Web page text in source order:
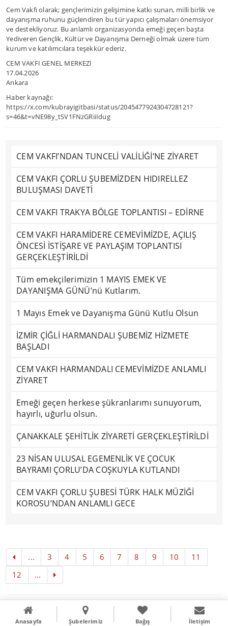
Cem Vakfı olarak; gençlerimizin gelişimine katkı sunan, milli birlik ve
dayanışma ruhunu güçlendiren bu tür yapıcı çalışmaları önemsiyor
ve destekliyoruz. Bu anlamlı organizasyonda emeği geçen başta
Yediveren Gençlik, Kültür ve Dayanışma Derneği olmak üzere tüm
kurum ve katılımcılara teşekkür ederiz.
CEM VAKFI GENEL MERKEZİ
17.04.2026
Ankara
Haber kaynağı:
https://x.com/kubrayigitbasi/status/2045477924304728121?
s=46&t=vNE98y_tSV1FNzGRiiIdug
CEM VAKFI’NDAN TUNCELİ VALİLİĞİ’NE ZİYARET
CEM VAKFI ÇORLU ŞUBEMİZDEN HIDIRELLEZ
BULUŞMASI DAVETİ
CEM VAKFI TRAKYA BÖLGE TOPLANTISI – EDİRNE
CEM VAKFI HARAMİDERE CEMEVİMİZDE, AÇILIŞ
ÖNCESİ İSTİŞARE VE PAYLAŞIM TOPLANTISI
GERÇEKLEŞTİRİLDİ
Tüm emekçilerimizin 1 MAYIS EMEK VE
DAYANIŞMA GÜNÜ’nü Kutlarım.
1 Mayıs Emek ve Dayanışma Günü Kutlu Olsun
İZMİR ÇİĞLİ HARMANDALI ŞUBEMİZ HİZMETE
BAŞLADI
CEM VAKFI HARMANDALI CEMEVİMİZDE ANLAMLI
ZİYARET
Emeği geçen herkese şükranlarımı sunuyorum,
hayırlı, uğurlu olsun.
ÇANAKKALE ŞEHİTLİK ZİYARETİ GERÇEKLEŞTİRİLDİ
23 NİSAN ULUSAL EGEMENLİK VE ÇOCUK
BAYRAMI ÇORLU’DA COŞKUYLA KUTLANDI
CEM VAKFI ÇORLU ŞUBESİ TÜRK HALK MÜZİĞİ
KOROSU’NDAN ANLAMLI GECE
... 3 4 5 6 7 8 9 10
11
12
...
Copyright © 2016 Literal Webdizayn
Anasayfa Şubelerimiz Bağış İletişim